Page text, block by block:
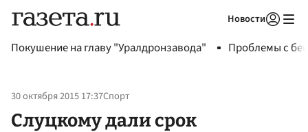
Новости
Покушение на главу "Уралдронзавода" Проблемы с
30 октября 2015 17:37Спорт
Слуцкому дали срок